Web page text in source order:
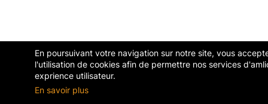
En poursuivant votre navigation sur notre site, vous
l'utilisation de cookies afin de permettre nos services
exprience utilisateur.
En savoir plus